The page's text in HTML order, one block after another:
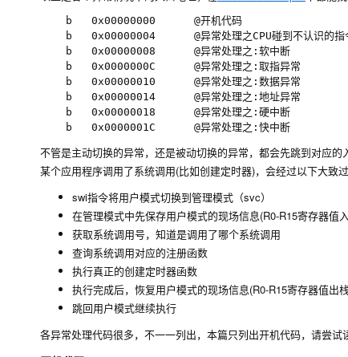
    b   0x00000000      @开机代码
    b   0x00000004 	    @异常处理之CPU碰到不认识的指令
    b   0x00000008		@异常处理之:软中断
    b   0x0000000C	    @异常处理之:取指异常
    b   0x00000010		@异常处理之:数据异常
    b   0x00000014		@异常处理之:地址异常
    b   0x00000018		@异常处理之:硬中断
不管是主动切换的异常，还是被动切换的异常，都会先跳到对应
某个应用程序调用了系统调用(比如创建定时器)，会经过以下大致
swi指令将用户模式切换到管理模式（svc）
在管理模式中先保存用户模式的现场信息(R0-R15寄存器值
获取系统调用号，知道是调用了哪个系统调用
查询系统调用对应的注册函数
执行真正的创建定时器函数
执行完成后，恢复用户模式的现场信息(R0-R15寄存器值出
跳回用户模式继续执行
各异常处理代码很多，不一一列出，本篇只列出开机代码，请尝